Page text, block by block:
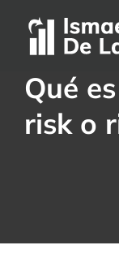
Qué
risk o